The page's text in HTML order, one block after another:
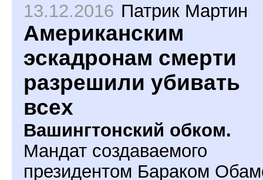
13.12.2016 Патрик Мартин
Американским
эскадронам смерти
разрешили убивать
всех
Вашингтонский обком.
Мандат создаваемого
президентом Бараком